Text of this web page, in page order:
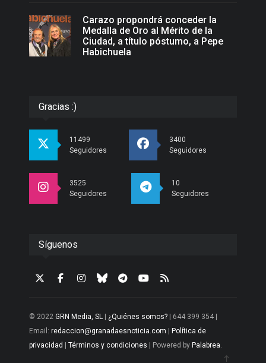
Carazo propondrá conceder la
Medalla de Oro al Mérito de la
Ciudad, a título póstumo, a Pepe
Habichuela
Gracias :)
11499
Seguidores
3400
Seguidores
3525
Seguidores
10
Seguidores
Síguenos
© 2022 GRN Media, SL ¿Quiénes somos? | 644 399 354 |
Email: redaccion@granadaesnoticia.com
Política de
privacidad
Términos y condiciones | Powered by Palabrea.